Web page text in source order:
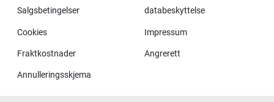
Salgsbetingelser
databeskyttelse
Cookies Impressum
Fraktkostnader Angrerett
Annulleringsskjema